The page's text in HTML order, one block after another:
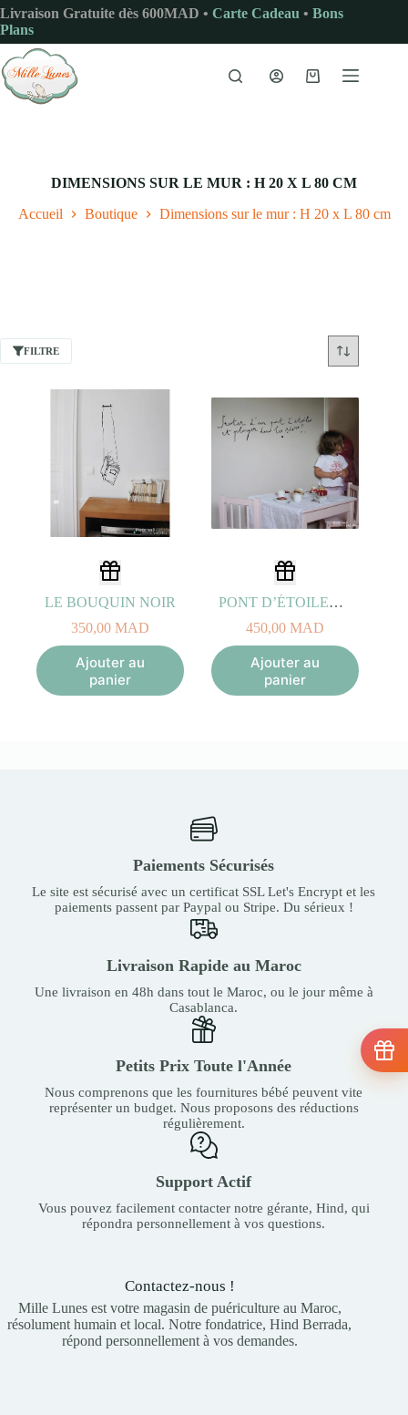
Passer
au
contenu
Livraison Gratuite dès 600MAD • Carte Cadeau • Bons
Plans
Panier
DIMENSIONS SUR LE MUR : H 20 X L 80 CM
Accueil Boutique Dimensions sur le mur : H 20 x L 80 cm
FILTRE
LE BOUQUIN NOIR
350,00 MAD
Ajouter au
panier
PONT D’ÉTOILES NOIR
450,00 MAD
Ajouter au
panier
Paiements Sécurisés
Le site est sécurisé avec un certificat SSL Let's Encrypt et les
paiements passent par Paypal ou Stripe. Du sérieux !
Livraison Rapide au Maroc
Une livraison en 48h dans tout le Maroc, ou le jour même à
Casablanca.
Petits Prix Toute l'Année
Nous comprenons que les fournitures bébé peuvent vite
représenter un budget. Nous proposons des réductions
régulièrement.
Support Actif
Vous pouvez facilement contacter notre gérante, Hind, qui
répondra personnellement à vos questions.
Contactez-nous !
Mille Lunes est votre magasin de puériculture au Maroc,
résolument humain et local. Notre fondatrice, Hind Berrada,
répond personnellement à vos demandes.